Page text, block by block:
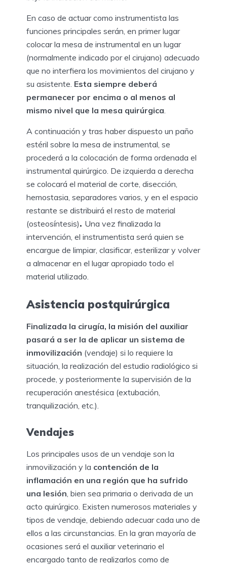
En caso de actuar como instrumentista las
funciones principales serán, en primer lugar
colocar la mesa de instrumental en un lugar
(normalmente indicado por el cirujano) adecuado
que no interfiera los movimientos del cirujano y
su asistente. Esta siempre deberá
permanecer por encima o al menos al
mismo nivel que la mesa quirúrgica
A continuación y tras haber dispuesto un paño
estéril sobre la mesa de instrumental, se
procederá a la colocación de forma ordenada el
instrumental quirúrgico. De izquierda a derecha
se colocará el material de corte, disección,
hemostasia, separadores varios, y en el espacio
restante se distribuirá el resto de material
(osteosíntesis). Una vez finalizada la
intervención, el instrumentista será quien se
encargue de limpiar, clasificar, esterilizar y volver
a almacenar en el lugar apropiado todo el
material utilizado.
Asistencia postquirúrgica
Finalizada la cirugía, la misión del auxiliar
pasará a ser la de aplicar un sistema de
inmovilización (vendaje) si lo requiere la
situación, la realización del estudio radiológico si
procede, y posteriormente la supervisión de la
recuperación anestésica (extubación,
tranquilización, etc.).
Vendajes
Los principales usos de un vendaje son la
inmovilización y la contención de la
inflamación en una región que ha sufrido
una lesión, bien sea primaria o derivada de un
acto quirúrgico. Existen numerosos materiales y
tipos de vendaje, debiendo adecuar cada uno de
ellos a las circunstancias. En la gran mayoría de
ocasiones será el auxiliar veterinario el
encargado tanto de realizarlos como de